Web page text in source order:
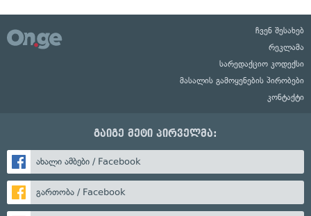
ჩვენ შესახებ
რეკლამა
სარედაქციო კოდექსი
მასალის გამოყენების პირობები
კონტაქტი
გაიგე მეტი პირველმა:
ახალი ამბები / Facebook
გართობა / Facebook